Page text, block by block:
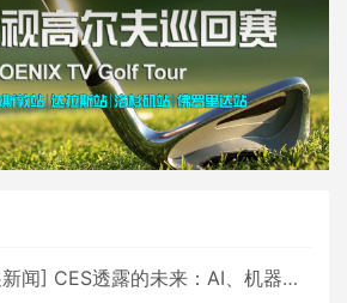
闻] CES透露的未来：AI、机器人与智能生活大爆发